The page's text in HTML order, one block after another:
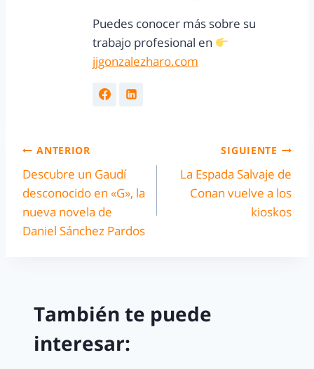
Puedes conocer más sobre su
trabajo profesional en
jjgonzalezharo.com
ANTERIOR
Descubre un Gaudí
desconocido en «G», la
nueva novela de
Daniel Sánchez Pardos
SIGUIENTE
La Espada Salvaje de
Conan vuelve a los
kioskos
También te puede
interesar: